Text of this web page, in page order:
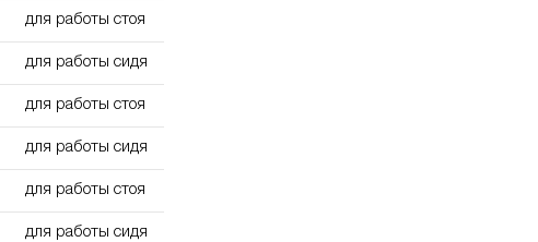
для работы стоя
для работы сидя
для работы стоя
для работы сидя
для работы стоя
для работы сидя